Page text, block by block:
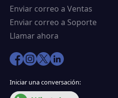
Enviar correo a Ventas
Enviar correo a Soporte
Llamar ahora
Iniciar una conversación: